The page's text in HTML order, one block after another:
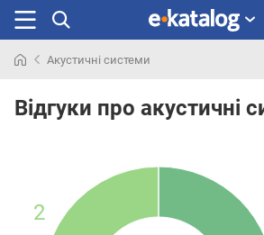
раніше
Акустичні системи
Відгуки про акустичні
2